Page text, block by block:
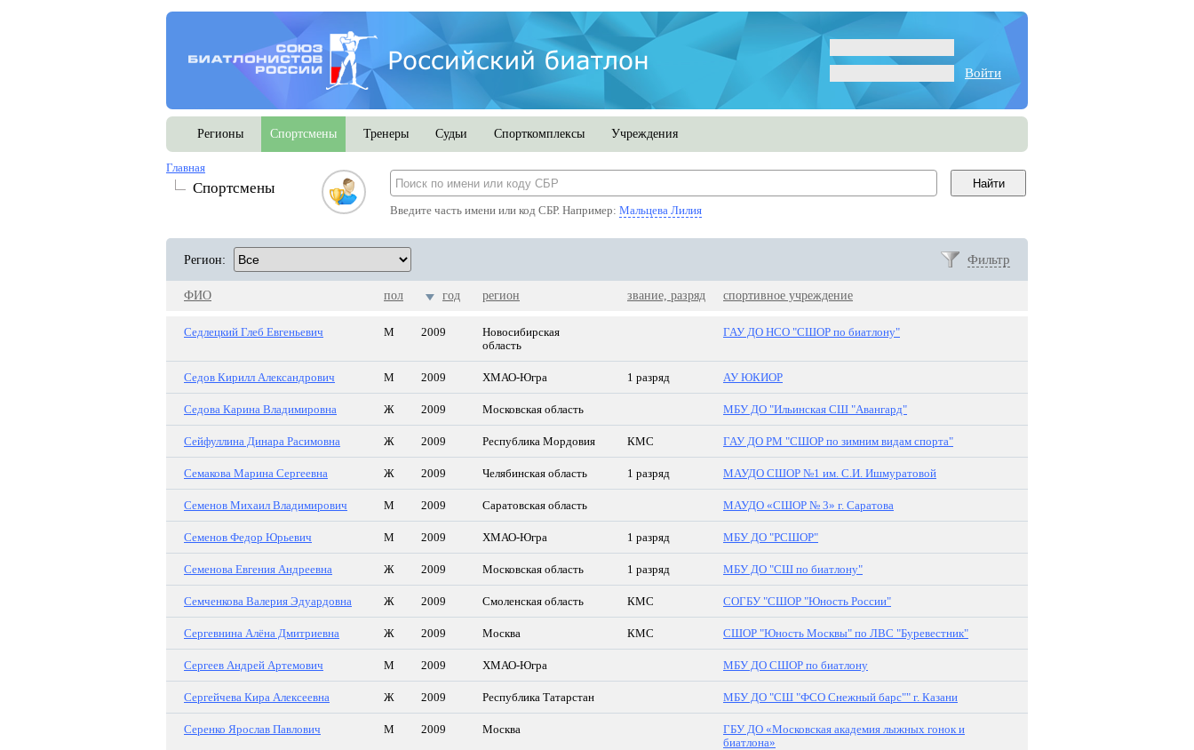
Войти
Регионы Спортсмены Тренеры Судьи Спорткомплексы Учреждения
Главная
Спортсмены
Введите часть имени или код СБР. Например: Мальцева Лилия
Фильтр
Регион:
ФИО пол год регион звание, разряд спортивное учреждение
Седлецкий Глеб Евгеньевич М 2009
Новосибирская
область
ГАУ ДО НСО "СШОР по биатлону"
Седов Кирилл Александрович М 2009 ХМАО-Югра 1 разряд АУ ЮКИОР
Седова Карина Владимировна Ж 2009 Московская область МБУ ДО "Ильинская СШ "Авангард"
Сейфуллина Динара Расимовна Ж 2009 Республика Мордовия КМС ГАУ ДО РМ "СШОР по зимним видам спорта"
Семакова Марина Сергеевна Ж 2009 Челябинская область 1 разряд МАУДО СШОР №1 им. С.И. Ишмуратовой
Семенов Михаил Владимирович М 2009 Саратовская область МАУДО «СШОР № 3» г. Саратова
Семенов Федор Юрьевич М 2009 ХМАО-Югра 1 разряд МБУ ДО "РСШОР"
Семенова Евгения Андреевна Ж 2009 Московская область 1 разряд МБУ ДО "СШ по биатлону"
Семченкова Валерия Эдуардовна Ж 2009 Смоленская область КМС СОГБУ "СШОР "Юность России"
Сергевнина Алёна Дмитриевна Ж 2009 Москва КМС СШОР "Юность Москвы" по ЛВС "Буревестник"
Сергеев Андрей Артемович М 2009 ХМАО-Югра МБУ ДО СШОР по биатлону
Сергейчева Кира Алексеевна Ж 2009 Республика Татарстан МБУ ДО "СШ "ФСО Снежный барс"" г. Казани
Серенко Ярослав Павлович М 2009 Москва
ГБУ ДО «Московская академия лыжных гонок и
биатлона»